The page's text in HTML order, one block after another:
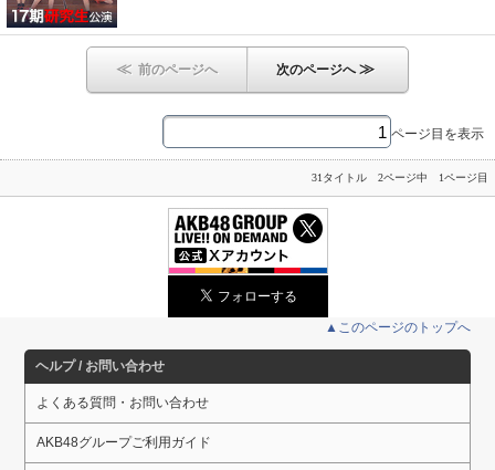
≪ 前のページへ 次のページへ≫
ページ目を表示
31タイトル 2ページ中 1ページ目
▲このページのトップへ
ヘルプ / お問い合わせ
よくある質問・お問い合わせ
AKB48グループご利用ガイド